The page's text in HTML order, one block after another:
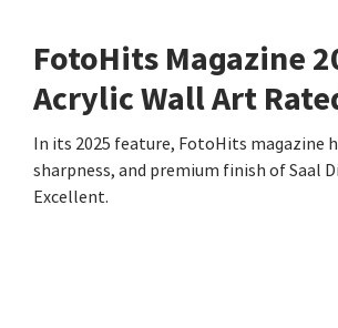
FotoHits Magazine
Acrylic Wall Art
In its 2025 feature, FotoHits magazine
sharpness, and premium finish of Saal
Excellent.